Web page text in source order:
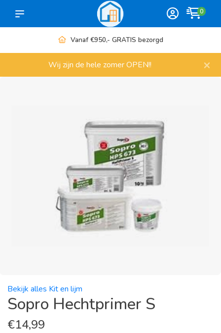
0
Vanaf €950,- GRATIS bezorgd
Wij zijn de hele zomer OPEN!! ×
Bekijk alles Kit en lijm
Sopro Hechtprimer S
€14,99